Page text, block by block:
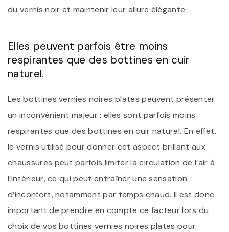
du vernis noir et maintenir leur allure élégante.
Elles peuvent parfois être moins
respirantes que des bottines en cuir
naturel.
Les bottines vernies noires plates peuvent présenter
un inconvénient majeur : elles sont parfois moins
respirantes que des bottines en cuir naturel. En effet,
le vernis utilisé pour donner cet aspect brillant aux
chaussures peut parfois limiter la circulation de l’air à
l’intérieur, ce qui peut entraîner une sensation
d’inconfort, notamment par temps chaud. Il est donc
important de prendre en compte ce facteur lors du
choix de vos bottines vernies noires plates pour